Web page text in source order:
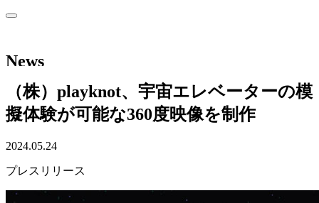
News
（株）playknot、宇宙エレベーターの模
擬体験が可能な360度映像を制作
2024.05.24
プレスリリース